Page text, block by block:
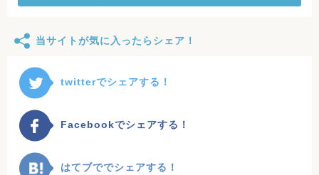
当サイトが気に入ったらシェア！
twitterでシェアする！
Facebookでシェアする！
はてブででシェアする！